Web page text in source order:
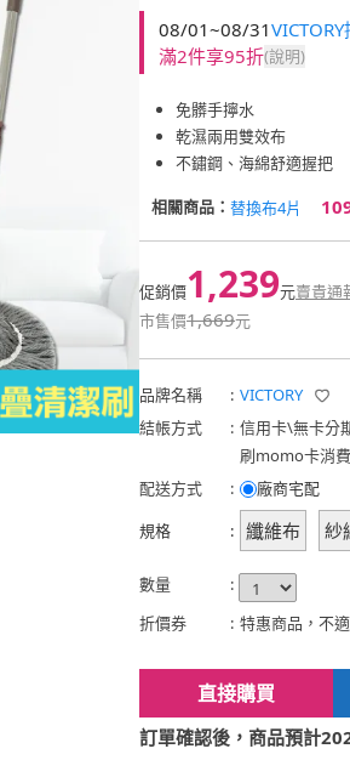
08/01~08/31
滿2件享95折(說明)
免髒手擰水
乾濕兩用雙效布
不鏽鋼、海綿舒適握把
相關商品： 替換布4片
促銷價1,239元賣貴通
市售價1,669元
品牌名稱 : VICTORY
結帳方式
: 信用卡\無卡分
刷momo卡消
配送方式
:
廠商宅配
規格
: 纖維布 紗
數量
:
折價券
: 特惠商品，不
直接購買
訂單確認後，商品預計